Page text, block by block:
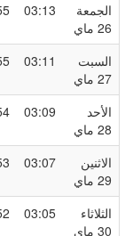
03:13
05:55
03:11
05:55
03:09
05:54
03:07
05:53
03:05
05:52